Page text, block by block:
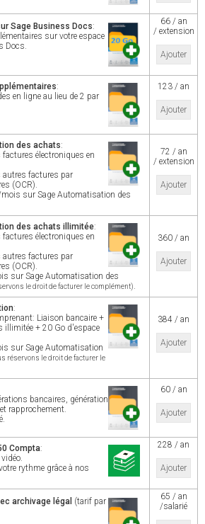
Sage Business Docs:
sur votre espace
Docs.
66 / an
/ extension
Ajouter
:
en ligne au lieu de 2 par
123 / an
Ajouter
des achats:
électroniques en
autres factures par
(OCR).
sur Sage Automatisation des
72 / an
/ extension
Ajouter
des achats illimitée:
électroniques en
autres factures par
(OCR).
sur Sage Automatisation des
le droit de facturer le complément).
360 / an
Ajouter
:
Liaison bancaire +
+ 20 Go d'espace
sur Sage Automatisation
réservons le droit de facturer le
384 / an
Ajouter
bancaires, génération
rapprochement.
60 / an
Ajouter
Compta:
rythme grâce à nos
228 / an
Ajouter
archivage légal (tarif par
65 / an
/salarié